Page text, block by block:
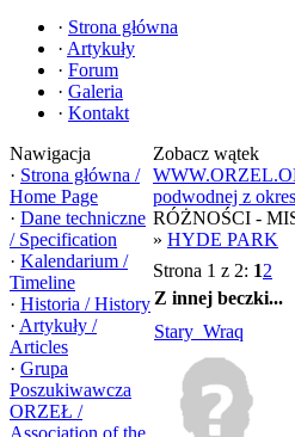
· Strona główna
· Artykuły
· Forum
· Galeria
· Kontakt
Nawigacja
· Strona główna /
Home Page
· Dane techniczne
/ Specification
· Kalendarium /
Timeline
· Historia / History
· Artykuły /
Articles
· Grupa
Poszukiwawcza
ORZEŁ /
Association of the
Zobacz wątek
podwodnej z
RÓŻNOŚCI -
» HYDE PARK
Strona 1 z 2: 12
Z innej beczki...
Stary_Wraq